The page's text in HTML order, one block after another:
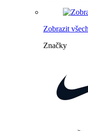
Zobrazit
Značky